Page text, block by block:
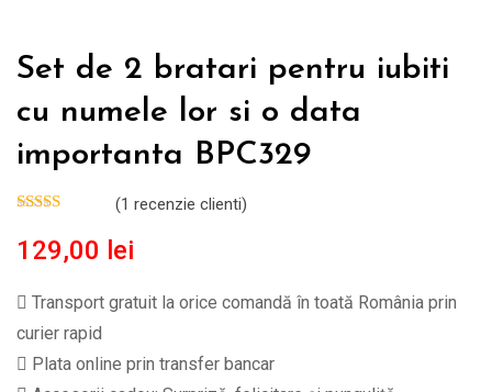
Set de 2 bratari pentru iubiti
cu numele lor si o data
importanta BPC329
(1 recenzie clienti)
129,00 lei
Transport gratuit la orice comandă în toată România prin
curier rapid
Plata online prin transfer bancar